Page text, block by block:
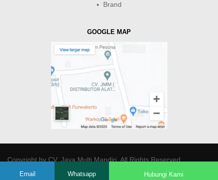
Brand
GOOGLE MAP
Copyright byCV. Java Multi Mandiri. All Rights Reserved.
Email Whatsapp Hubungi Kami